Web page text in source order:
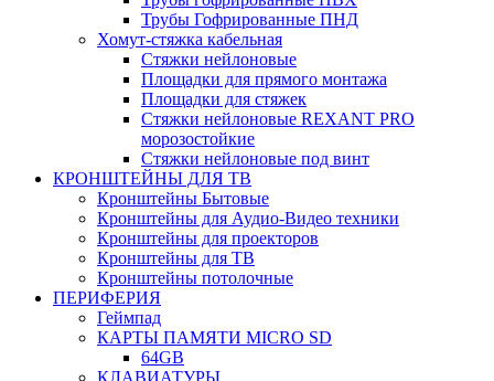
Трубы Гофрированные ПНД
Хомут-стяжка кабельная
Cтяжки нейлоновые
Площадки для прямого монтажа
Площадки для стяжек
Стяжки нейлоновые REXANT PRO
морозостойкие
Стяжки нейлоновые под винт
КРОНШТЕЙНЫ ДЛЯ ТВ
Кронштейны Бытовые
Кронштейны для Аудио-Видео техники
Кронштейны для проекторов
Кронштейны для ТВ
Кронштейны потолочные
ПЕРИФЕРИЯ
Геймпад
КАРТЫ ПАМЯТИ MICRO SD
64GB
КЛАВИАТУРЫ